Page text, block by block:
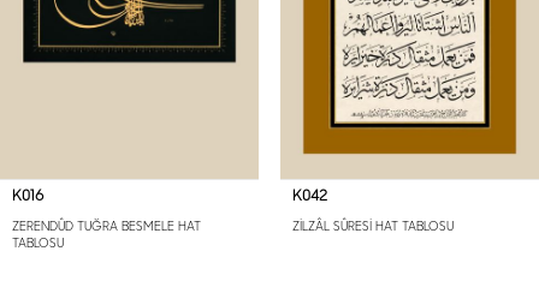
K016
ZERENDÛD TUĞRA BESMELE HAT
TABLOSU
K042
ZİLZÂL SÛRESİ HAT TABLOSU